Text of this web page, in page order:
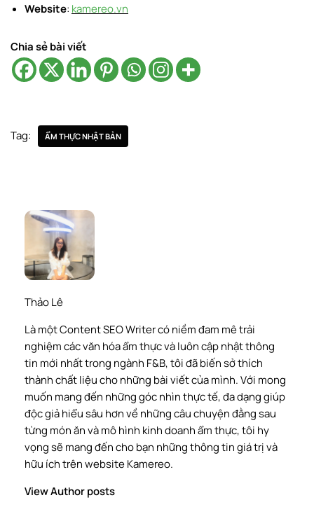
Website: kamereo.vn
Chia sẻ bài viết
Tag: ẨM THỰC NHẬT BẢN
Thảo Lê
Là một Content SEO Writer có niềm đam mê trải
nghiệm các văn hóa ẩm thực và luôn cập nhật thông
tin mới nhất trong ngành F&B, tôi đã biến sở thích
thành chất liệu cho những bài viết của mình. Với mong
muốn mang đến những góc nhìn thực tế, đa dạng giúp
độc giả hiểu sâu hơn về những câu chuyện đằng sau
từng món ăn và mô hình kinh doanh ẩm thực, tôi hy
vọng sẽ mang đến cho bạn những thông tin giá trị và
hữu ích trên website Kamereo.
View Author posts